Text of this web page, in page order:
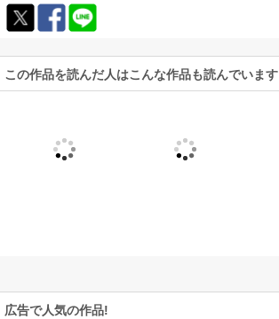
この作品を読んだ人はこんな作品も読んでいます
広告で人気の作品!